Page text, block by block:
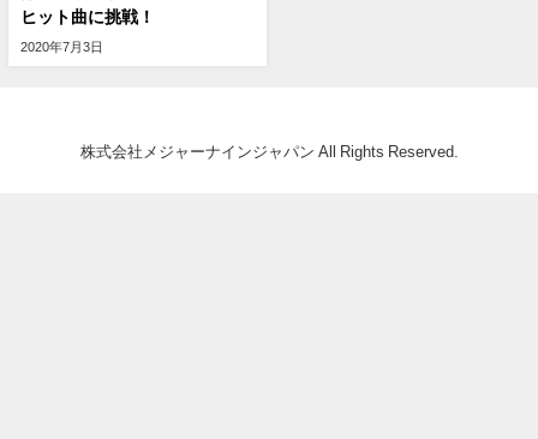
ヒット曲に挑戦！
2020年7月3日
株式会社メジャーナインジャパン All Rights Reserved.